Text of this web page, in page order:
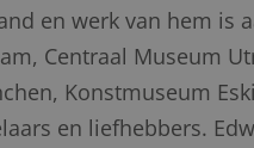
en werk van hem is
Centraal Museum
Konstmuseum
en liefhebbers.